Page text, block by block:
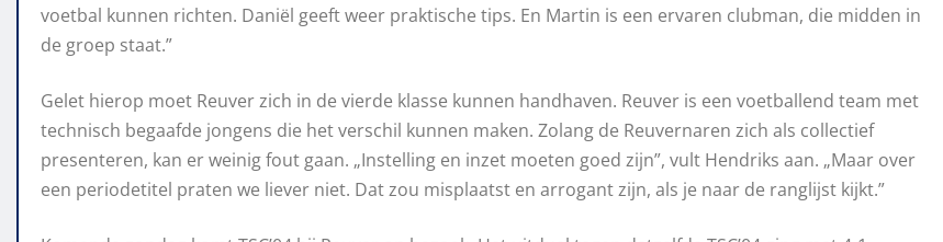
voetbal kunnen richten. Daniël geeftweer praktische tips. En Martin is een ervaren clubman, die midden in
de groep staat.”
Gelet hierop moet Reuver zich in de vierde klasse kunnen handhaven. Reuver is een voetballend team met
technisch begaafde jongens die het verschil kunnen maken. Zolang de Reuvernaren zich als collectief
presenteren, kan er weinig fout gaan. „Instelling en inzet moeten goed zijn”, vult Hendriks aan. „Maar over
een periodetitel praten we liever niet. Dat zou misplaatst en arrogant zijn, als je naar de ranglijst kijkt.”